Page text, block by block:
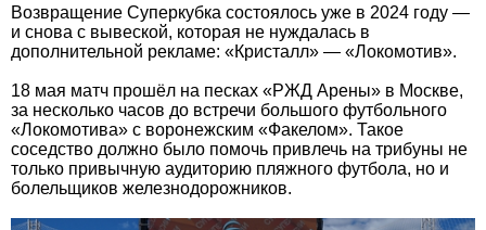
Возвращение Суперкубка состоялось уже в 2024 году —
и снова с вывеской, которая не нуждалась в
дополнительной рекламе: «Кристалл» — «Локомотив».
18 мая матч прошёл на песках «РЖД Арены» в Москве,
за несколько часов до встречи большого футбольного
«Локомотива» с воронежским «Факелом». Такое
соседство должно было помочь привлечь на трибуны не
только привычную аудиторию пляжного футбола, но и
болельщиков железнодорожников.